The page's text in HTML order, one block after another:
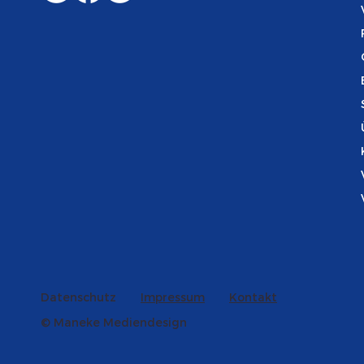
wenn es
Datenschutz Impressum
Kontakt
© Maneke Mediendesign